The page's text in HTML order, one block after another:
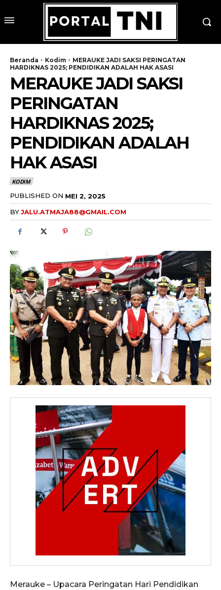
Beranda Kodim
MERAUKE JADI SAKSI PERINGATAN
HARDIKNAS 2025; PENDIDIKAN ADALAH HAK ASASI
MERAUKE JADI SAKSI
PERINGATAN
HARDIKNAS 2025;
PENDIDIKAN ADALAH
HAK ASASI
KODIM
PUBLISHED ON MEI 2, 2025
BYJALU.ATMAJA88@GMAIL.COM
Merauke – Upacara Peringatan Hari Pendidikan